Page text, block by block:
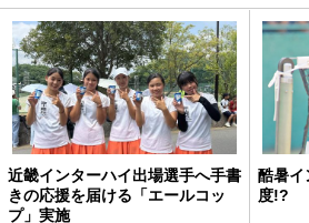
近畿インターハイ出場選手へ手書
きの応援を届ける「エールコッ
プ」実施
酷暑イ
度!?